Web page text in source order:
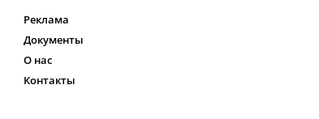
Реклама
Документы
О нас
Контакты